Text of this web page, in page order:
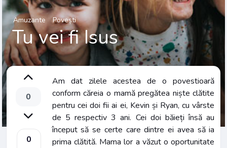
Amuzante Povești
Tu vei fi Isus
0
0
Am dat zilele acestea de o povestioară
conform căreia o mamă pregătea niște clătite
pentru cei doi fii ai ei, Kevin și Ryan, cu vârste
de 5 respectiv 3 ani. Cei doi băieți însă au
început să se certe care dintre ei avea să ia
prima clătită. Mama lor a văzut o oportunitate